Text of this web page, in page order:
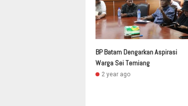
BP Batam Dengarkan Aspirasi
Warga Sei Temiang
2 year ago